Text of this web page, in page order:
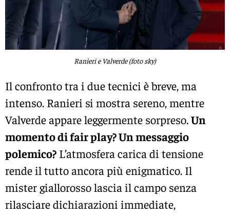
Ranieri e Valverde (foto sky)
Il confronto tra i due tecnici è breve, ma
intenso. Ranieri si mostra sereno, mentre
Valverde appare leggermente sorpreso.Un
momento di fair play? Un messaggio
polemico? L’atmosfera carica di tensione
rende il tutto ancora più enigmatico. Il
mister giallorosso lascia il campo senza
rilasciare dichiarazioni immediate,